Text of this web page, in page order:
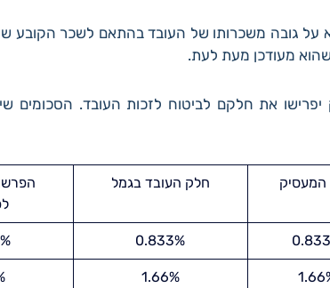
על גובה משכרותו של העובד בהתאם לשכר הקובע
מעודכן מעת לעת.
יפרישו את חלקם לביטוח לזכות העובד. הסכומים
המעסיק חלק העובד בגמל
0.833%
1.66%